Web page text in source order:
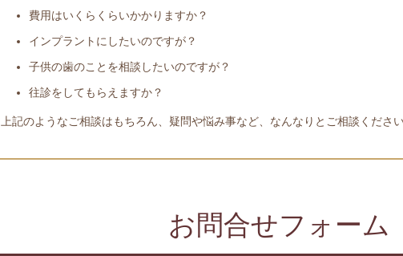
費用はいくらくらいかかりますか？
インプラントにしたいのですが？
子供の歯のことを相談したいのですが？
往診をしてもらえますか？
上記のようなご相談はもちろん、疑問や悩み事など、なんなりとご相談ください
お問合せフォーム